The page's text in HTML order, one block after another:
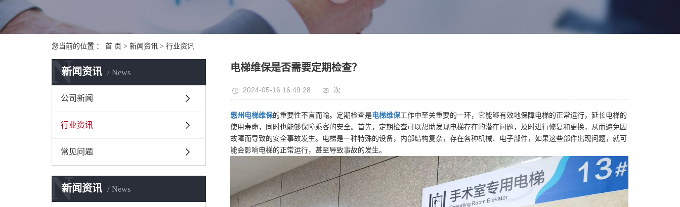
您当前的位置 ： 首 页 > 新闻资讯 > 行业资讯
新闻资讯 News
N
公司新闻
行业资讯
常见问题
新闻资讯 News
N
电梯维保是否需要定期检查？
2024-05-16 16:49:28 次
惠州电梯维保的重要性不言而喻。定期检查是电梯维保工作中至关重要的一环，它能够有效地保障电梯的正常运行，延长电梯的
使用寿命，同时也能够保障乘客的安全。首先，定期检查可以帮助发现电梯存在的潜在问题，及时进行修复和更换，从而避免因
故障而导致的安全事故发生。电梯是一种特殊的设备，内部结构复杂，存在各种机械、电子部件，如果这些部件出现问题，就可
能会影响电梯的正常运行，甚至导致事故的发生。